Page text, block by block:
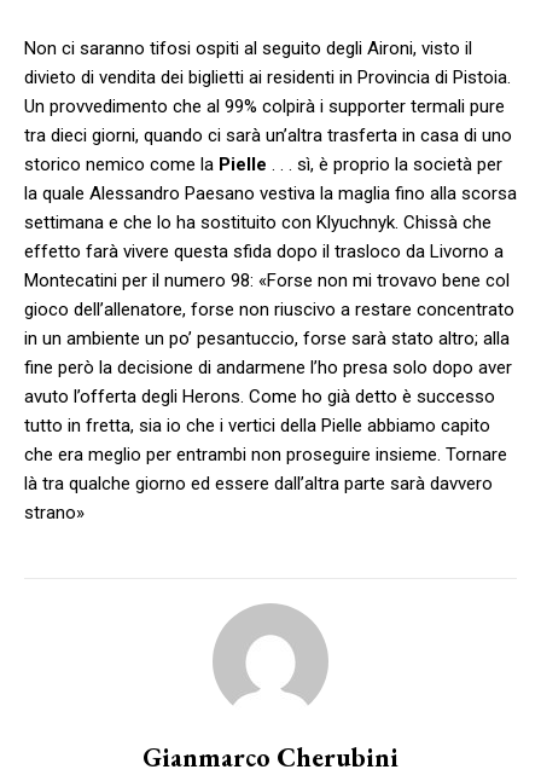
Non ci saranno tifosi ospiti al seguito degli Aironi, visto il
divieto di vendita dei biglietti ai residenti in Provincia di Pistoia.
Un provvedimento che al 99% colpirà i supporter termali pure
tra dieci giorni, quando ci sarà un’altra trasferta in casa di uno
storico nemico come la Pielle . . . sì, è proprio la società per
la quale Alessandro Paesano vestiva la maglia fino alla scorsa
settimana e che lo ha sostituito con Klyuchnyk. Chissà che
effetto farà vivere questa sfida dopo il trasloco da Livorno a
Montecatini per il numero 98: «Forse non mi trovavo bene col
gioco dell’allenatore, forse non riuscivo a restare concentrato
in un ambiente un po’ pesantuccio, forse sarà stato altro; alla
fine però la decisione di andarmene l’ho presa solo dopo aver
avuto l’offerta degli Herons. Come ho già detto è successo
tutto in fretta, sia io che i vertici della Pielle abbiamo capito
che era meglio per entrambi non proseguire insieme. Tornare
là tra qualche giorno ed essere dall’altra parte sarà davvero
strano»
Gianmarco Cherubini